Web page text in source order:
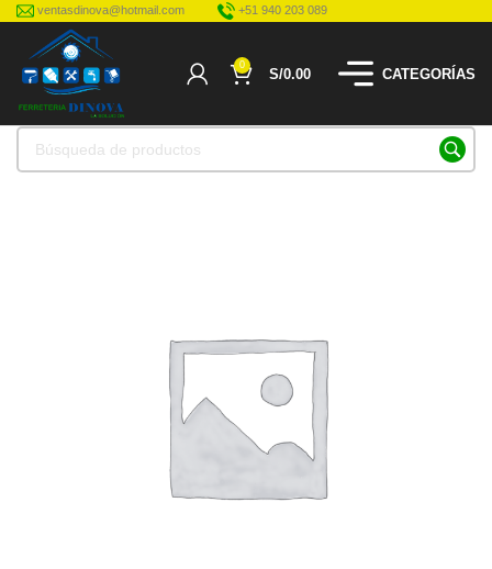
ventasdinova@hotmail.com +51 940 203 089
0
S/0.00 CATEGORÍAS